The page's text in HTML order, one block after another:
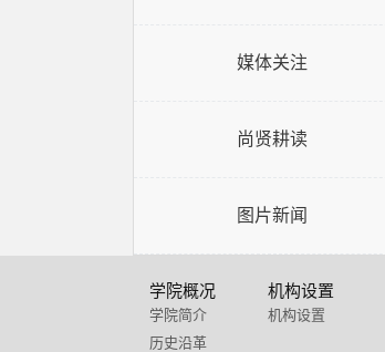
媒体关注
尚贤耕读
图片新闻
学院概况
学院简介
历史沿革
机构设置
机构设置